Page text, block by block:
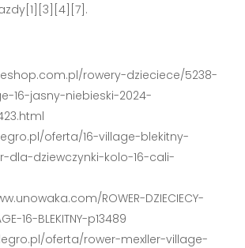
rowery-dzieciece/5238-
16-jasny-niebieski-2024-
oferta/16-village-blekitny-
dla-dziewczynki-kolo-16-cali-
ROWER-DZIECIECY-
16-BLEKITNY-p13489
oferta/rower-mexller-village-